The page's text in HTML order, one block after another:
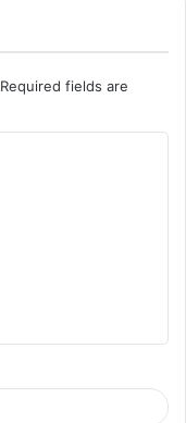
Required fields are